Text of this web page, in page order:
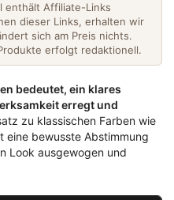
enthält Affiliate-Links
dieser Links, erhalten wir
sich am Preis nichts.
erfolgt redaktionell.
bedeutet, ein klares
erregt und
zu klassischen Farben wie
eine bewusste Abstimmung
Look ausgewogen und